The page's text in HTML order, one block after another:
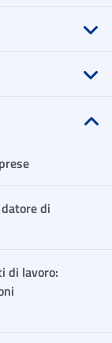
di
di lavoro: